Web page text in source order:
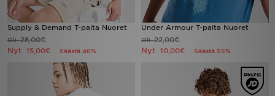
Supply & Demand T-paita Nuoret
Oli28,00€
Nyt 15,00€ Säästä 46%
Under Armour T-paita Nuoret
Oli22,00€
Nyt 10,00€ Säästä 55%
Asiakaspalvelu ja tietoa